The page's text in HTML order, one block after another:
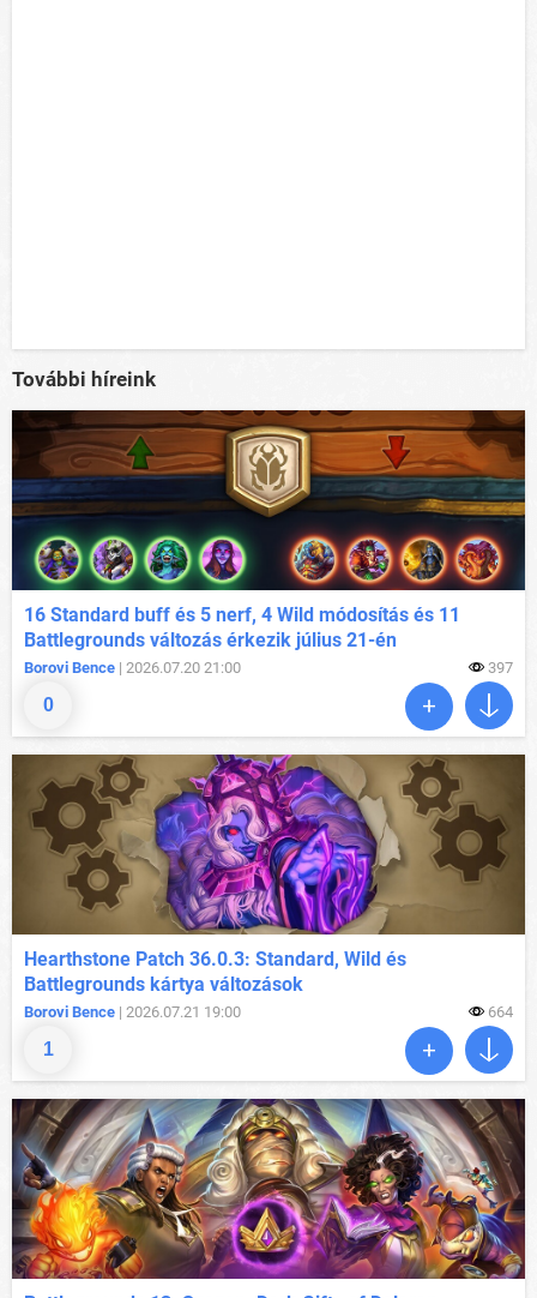
További híreink
0
16 Standard buff és 5 nerf, 4 Wild módosítás és 11
Battlegrounds változás érkezik július 21-én
Borovi Bence | 2026.07.20 21:00 397
1
Hearthstone Patch 36.0.3: Standard, Wild és
Battlegrounds kártya változások
Borovi Bence | 2026.07.21 19:00 664